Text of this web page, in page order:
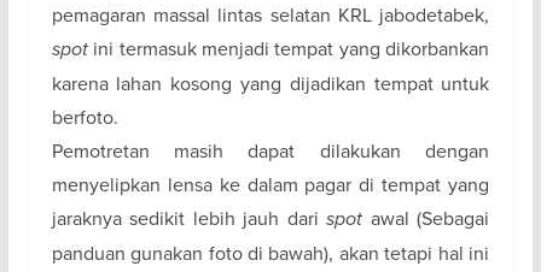
pemagaran massal lintas selatan KRL jabodetabek,
spotini termasuk menjadi tempat yang dikorbankan
karena lahan kosong yang dijadikan tempat untuk
berfoto.
Pemotretan masih dapat dilakukan dengan
menyelipkan lensa ke dalam pagar di tempat yang
jaraknya sedikit lebih jauh darispot awal (Sebagai
panduan gunakan foto di bawah), akan tetapi hal ini